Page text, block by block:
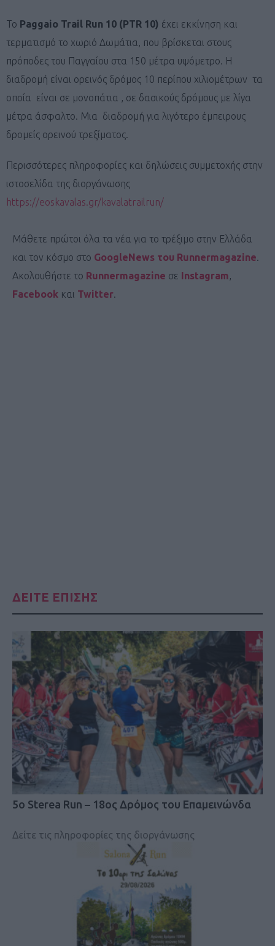
Το Paggaio Trail Run 10 (PTR 10) έχει εκκίνηση και
τερματισμό το χωριό Δωμάτια, που βρίσκεται στους
πρόποδες του Παγγαίου στα 150 μέτρα υψόμετρο. Η
διαδρομή είναι ορεινός δρόμος 10 περίπου χιλιομέτρων τα
οποία είναι σε μονοπάτια , σε δασικούς δρόμους με λίγα
μέτρα άσφαλτο. Μια διαδρομή για λιγότερο έμπειρους
δρομείς ορεινού τρεξίματος.
Περισσότερες πληροφορίες και δηλώσεις συμμετοχής στην
ιστοσελίδα της διοργάνωσης
https://eoskavalas.gr/kavalatrailrun/
Μάθετε πρώτοι όλα τα νέα για το τρέξιμο στην Ελλάδα
και τον κόσμο στο GoogleNews του Runnermagazine.
Ακολουθήστε το Runnermagazine σε Instagram,
Facebook και Twitter.
ΔΕΙΤΕ ΕΠΙΣΗΣ
5o Sterea Run – 18ος Δρόμος του Επαμεινώνδα
Δείτε τις πληροφορίες της διοργάνωσης